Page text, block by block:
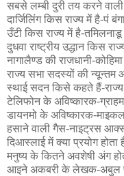
सबसे लम्बी दुरी तय करने
दार्जिलिंग किस राज्य में है-पं
उँटी किस राज्य में है-तमिलनाडू
दुधवा राष्ट्रीय उद्धान किस
नागालैण्ड की राजधानी-कोहिमा
राज्य सभा सदस्यों की न्यून्तम
स्थाई सदन किसे कहते हैं-
टेलिफोन के अविष्कारक-
डायनमो के अविष्कारक-
हसाने वाली गैस-नाइट्रस
दिआस्लाई में क्या प्रयोग
मनुष्य के कितने अवशेषी अंग
आइने अकबरी के लेखक-